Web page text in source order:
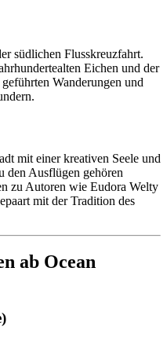
südlichen Flusskreuzfahrt.
Eichen und der
Wanderungen und
mit einer kreativen Seele und
den Ausflügen gehören
zu Autoren wie Eudora Welty
mit der Tradition des
ab Ocean